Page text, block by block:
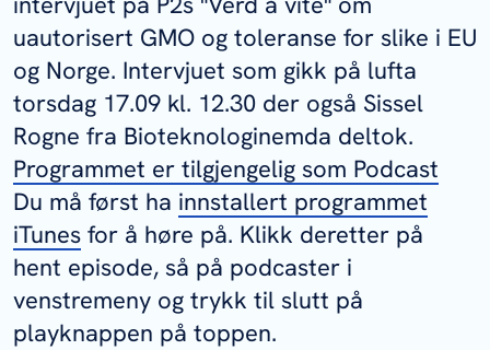
uautorisert GMO og toleranse for slike i EU
og Norge. Intervjuet som gikk på lufta
torsdag 17.09 kl. 12.30 der også Sissel
Rogne fra Bioteknologinemda deltok.
Programmet er tilgjengelig som Podcast
Du må først ha innstallert programmet
iTunes for å høre på. Klikk deretter på
hent episode, så på podcaster i
venstremeny og trykk til slutt på
playknappen på toppen.